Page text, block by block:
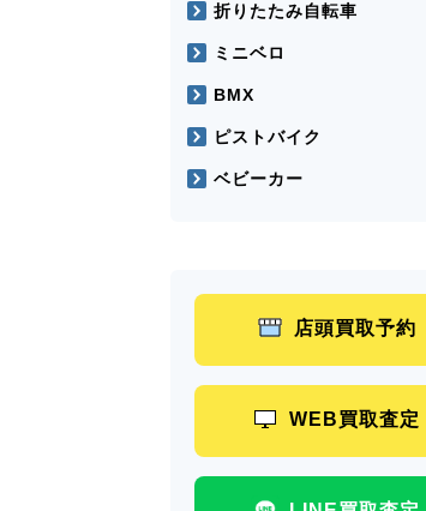
折りたたみ自転車
ミニベロ
BMX
ピストバイク
ベビーカー
店頭買取予約
WEB買取査定